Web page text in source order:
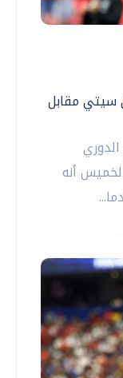
سيتي مقابل
أنه